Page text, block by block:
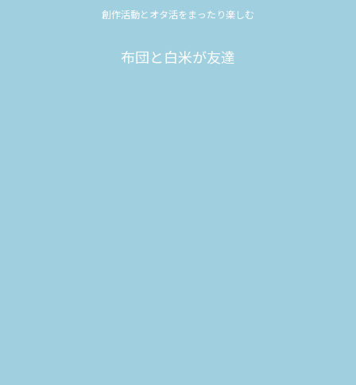
創作活動とオタ活をまったり楽しむ
布団と白米が友達